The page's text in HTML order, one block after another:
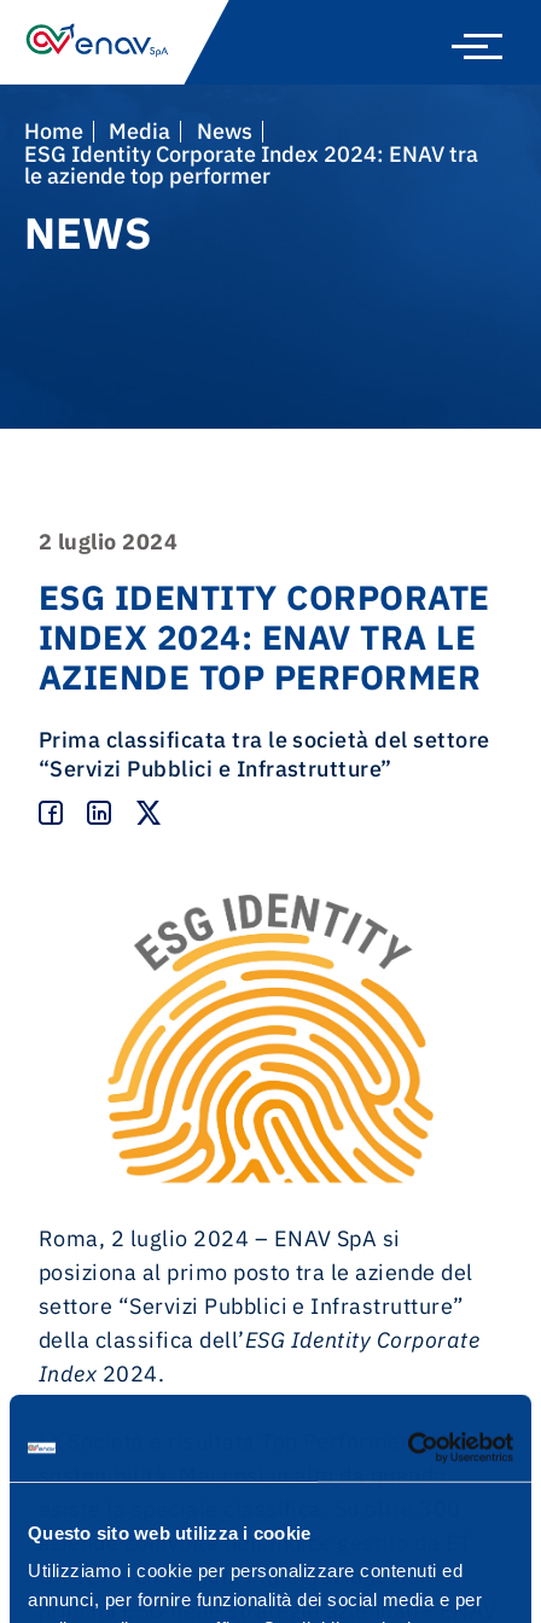
Questo sito web utilizza i cookie
Utilizziamo i cookie per personalizzare contenuti ed
annunci, per fornire funzionalità dei social media e per
Home Media
News
ESG Identity Corporate Index 2024: ENAV tra
le aziende top performer
NEWS
2 luglio 2024
ESG IDENTITY CORPORATE
INDEX 2024: ENAV TRA LE
AZIENDE TOP PERFORMER
Prima classificata tra le società del settore
“Servizi Pubblici e Infrastrutture”
Roma, 2 luglio 2024 – ENAV SpA si
posiziona al primo posto tra le aziende del
settore “Servizi Pubblici e Infrastrutture”
della classifica dell’ESG Identity Corporate
Index 2024.
La Società è risultata Top Performer nella
sostenibilità. Mai così in alto da quando
aziende coinvolte nell’indice gestito da ET
GROUP - che valuta l’integrazione dei
principi ESG nelle strategie aziendali - ENAV